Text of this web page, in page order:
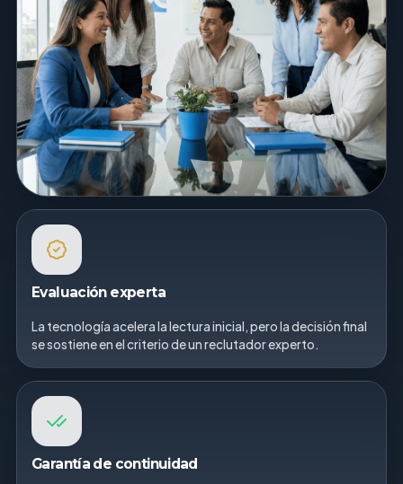
Evaluación experta
La tecnología acelera la lectura inicial, pero la decisión final
se sostiene en el criterio de un reclutador experto.
Garantía de continuidad